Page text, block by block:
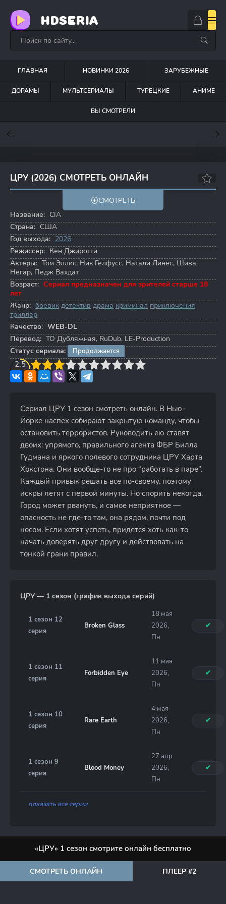
HDSERIA
ГЛАВНАЯ НОВИНКИ 2026 ЗАРУБЕЖНЫЕ
ДОРАМЫ МУЛЬТСЕРИАЛЫ ТУРЕЦКИЕ АНИМЕ
ВЫ СМОТРЕЛИ
ЦРУ (2026) СМОТРЕТЬ ОНЛАЙН
СМОТРЕТЬ
Название: CIA
Страна: США
Год выхода: 2026
Режиссер: Кен Джиротти
Актеры: Том Эллис, Ник Гелфусс, Натали Линес, Шива
Негар, Педж Вахдат
Возраст: Сериал предназначен для зрителей старше 18
лет
Жанр: боевик детектив драма криминал приключения
триллер
Качество: WEB-DL
Перевод: ТО Дубляжная, RuDub, LE-Production
Статус сериала:
Продолжается
2.5
4 5 6 7 8 9 10
Сериал ЦРУ 1 сезон смотреть онлайн. В Нью-
Йорке наспех собирают закрытую команду, чтобы
остановить террористов. Руководить ею ставят
двоих: упрямого, правильного агента ФБР Билла
Гудмана и яркого полевого сотрудника ЦРУ Харта
Хокстона. Они вообще-то не про “работать в паре”.
Каждый привык решать все по-своему, поэтому
искры летят с первой минуты. Но спорить некогда.
Город может рвануть, и самое неприятное —
опасность не где-то там, она рядом, почти под
носом. Если хотят успеть, придется хоть как-то
начать доверять друг другу и действовать на
тонкой грани правил.
ЦРУ — 1 сезон (график выхода серий)
1 сезон 12
серия
Broken Glass
18 мая
2026,
Пн
✔
1 сезон 11
серия
Forbidden Eye
11 мая
2026,
Пн
✔
1 сезон 10
серия
Rare Earth
4 мая
2026,
Пн
✔
1 сезон 9
серия
Blood Money
27 апр
2026,
Пн
✔
показать все серии
«ЦРУ» 1 сезон смотрите онлайн бесплатно
СМОТРЕТЬ ОНЛАЙН ПЛЕЕР #2